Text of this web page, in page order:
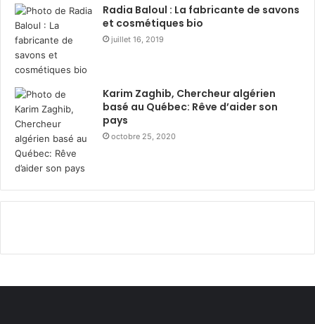
dans le monde
Radia Baloul : La fabricante de savons
et cosmétiques bio
juillet 16, 2019
Karim Zaghib, Chercheur algérien
basé au Québec: Rêve d’aider son
pays
octobre 25, 2020